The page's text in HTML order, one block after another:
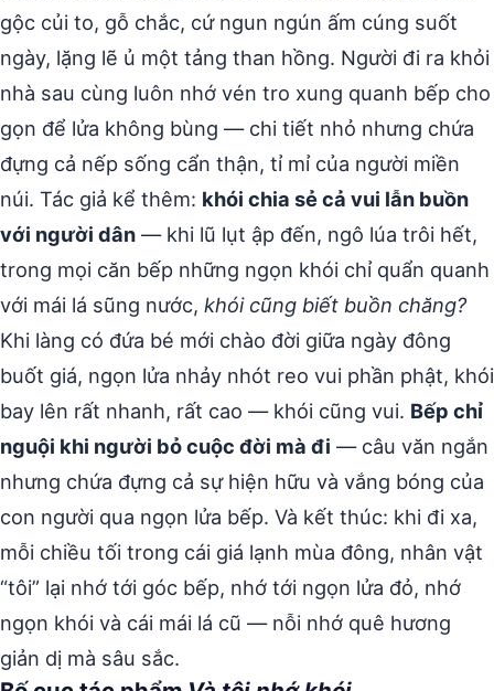
gộc củi to, gỗ chắc, cứ ngun ngún ấm cúng suốt
ngày, lặng lẽ ủ một tảng than hồng. Người đi ra khỏi
nhà sau cùng luôn nhớ vén tro xung quanh bếp cho
gọn để lửa không bùng — chi tiết nhỏ nhưng chứa
đựng cả nếp sống cẩn thận, tỉ mỉ của người miền
núi. Tác giả kể thêm: khói chia sẻ cả vui lẫn buồn
với người dân — khi lũ lụt ập đến, ngô lúa trôi hết,
trong mọi căn bếp những ngọn khói chỉ quẩn quanh
với mái lá sũng nước, khói cũng biết buồn chăng?
Khi làng có đứa bé mới chào đời giữa ngày đông
buốt giá, ngọn lửa nhảy nhót reo vui phần phật, khói
bay lên rất nhanh, rất cao — khói cũng vui. Bếp chỉ
nguội khi người bỏ cuộc đời mà đi — câu văn ngắn
nhưng chứa đựng cả sự hiện hữu và vắng bóng của
con người qua ngọn lửa bếp. Và kết thúc: khi đi xa,
mỗi chiều tối trong cái giá lạnh mùa đông, nhân vật
“tôi” lại nhớ tới góc bếp, nhớ tới ngọn lửa đỏ, nhớ
ngọn khói và cái mái lá cũ — nỗi nhớ quê hương
giản dị mà sâu sắc.